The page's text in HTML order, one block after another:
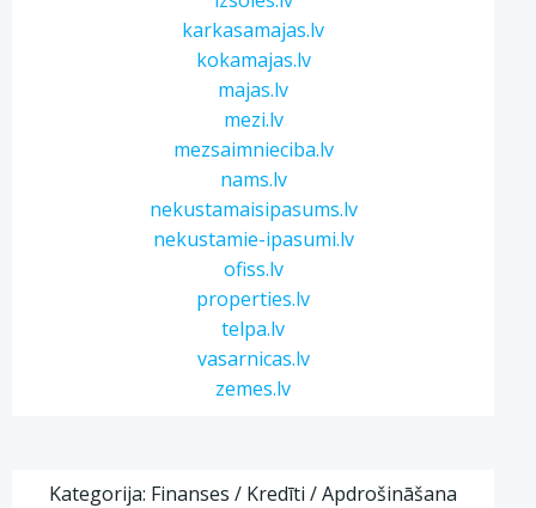
karkasamajas.lv
kokamajas.lv
majas.lv
mezi.lv
mezsaimnieciba.lv
nams.lv
nekustamaisipasums.lv
nekustamie-ipasumi.lv
ofiss.lv
properties.lv
telpa.lv
vasarnicas.lv
zemes.lv
Kategorija: Finanses / Kredīti / Apdrošināšana